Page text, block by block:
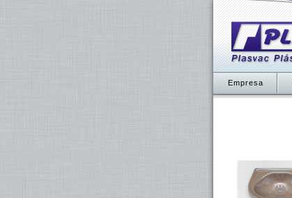
Empresa